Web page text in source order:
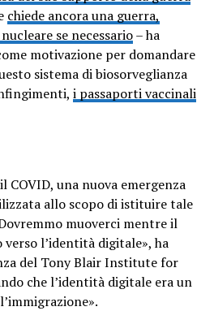
chiede ancora una guerra,
se necessario– ha
motivazione per domandare
sistema di biosorveglianza
i passaporti vaccinali
COVID, una nuova emergenza
allo scopo di istituire tale
muoverci mentre il
verso l’identità digitale», ha
del Tony Blair Institute for
che l’identità digitale era un